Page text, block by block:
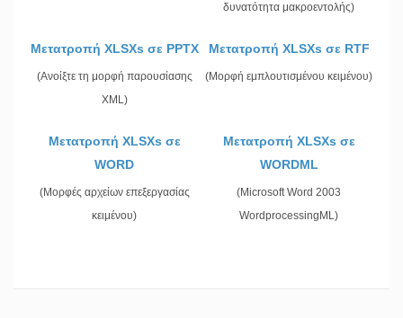
δυνατότητα μακροεντολής)
Μετατροπή XLSXs σε PPTX
(Ανοίξτε τη μορφή παρουσίασης
XML)
Μετατροπή XLSXs σε RTF
(Μορφή εμπλουτισμένου κειμένου)
Μετατροπή XLSXs σε
WORD
(Μορφές αρχείων επεξεργασίας
κειμένου)
Μετατροπή XLSXs σε
WORDML
(Microsoft Word 2003
WordprocessingML)